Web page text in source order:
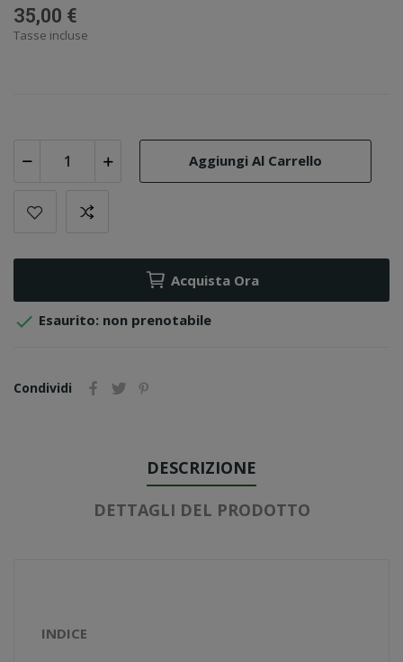
35,00 €
Tasse incluse
Aggiungi Al Carrello
Acquista Ora
 Esaurito: non prenotabile
Condividi
DESCRIZIONE
DETTAGLI DEL PRODOTTO
INDICE